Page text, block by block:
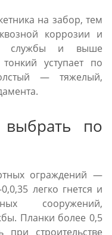
на забор, тем
коррозии и
службы и выше
уступает по
— тяжелый,
выбрать по
ограждений —
легко гнется и
сооружений,
Планки более 0,5
строительстве